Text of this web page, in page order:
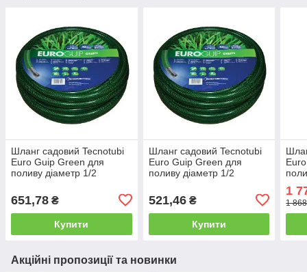
Шланг садовий Tecnotubi
Euro Guip Green для
поливу діаметр 1/2
(EGG 1/2 25)
651,78 ₴
Купити
Шланг садовий Tecnotubi
Euro Guip Green для
поливу діаметр 1/2
(EGG 1/2 20)
521,46₴
Купити
1
1
Акційні пропозиції та новинки